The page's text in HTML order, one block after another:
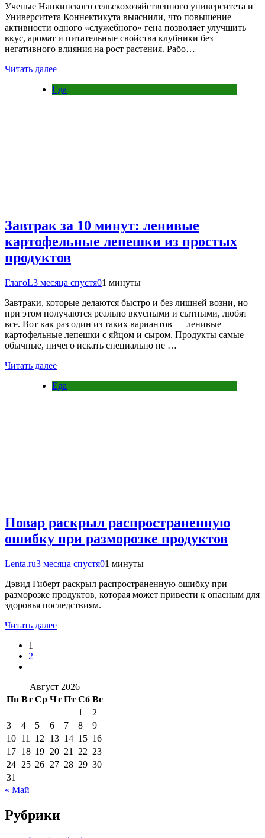
Ученые Нанкинского сельскохозяйственного университета и
Университета Коннектикута выяснили, что повышение
активности одного «служебного» гена позволяет улучшить
вкус, аромат и питательные свойства клубники без
негативного влияния на рост растения. Рабо…
Читать далее
Еда
Завтрак за 10 минут: ленивые
картофельные лепешки из простых
продуктов
ГлагоL3 месяца спустя01 минуты
Завтраки, которые делаются быстро и без лишней возни, но
при этом получаются реально вкусными и сытными, любят
все. Вот как раз один из таких вариантов — ленивые
картофельные лепешки с яйцом и сыром. Продукты самые
обычные, ничего искать специально не …
Читать далее
Еда
Повар раскрыл распространенную
ошибку при разморозке продуктов
Lenta.ru3 месяца спустя01 минуты
Дэвид Гиберт раскрыл распространенную ошибку при
разморозке продуктов, которая может привести к опасным для
здоровья последствиям.
Читать далее
1
2
Август 2026
Пн Вт Ср Чт Пт Сб Вс
1
2
3
4 5 6 7 8
9
10 11 12 13 14 15 16
17 18 19 20 21 22 23
24 25 26 27 28 29 30
31
« Май
Рубрики